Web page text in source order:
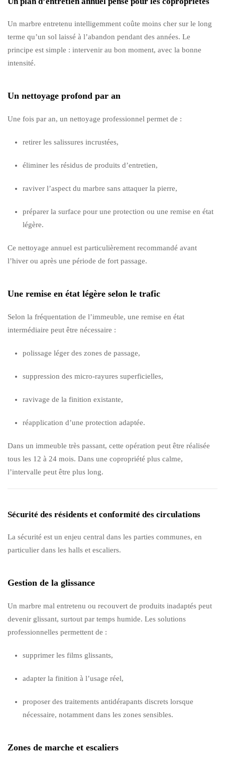
Un marbre entretenu intelligemment coûte moins cher sur le long
terme qu’un sol laissé à l’abandon pendant des années. Le
principe est simple : intervenir au bon moment, avec la bonne
intensité.
Un nettoyage profond par an
Une fois par an, un nettoyage professionnel permet de :
retirer les salissures incrustées,
éliminer les résidus de produits d’entretien,
raviver l’aspect du marbre sans attaquer la pierre,
préparer la surface pour une protection ou une remise en état
légère.
Ce nettoyage annuel est particulièrement recommandé avant
l’hiver ou après une période de fort passage.
Une remise en état légère selon le trafic
Selon la fréquentation de l’immeuble, une remise en état
intermédiaire peut être nécessaire :
polissage léger des zones de passage,
suppression des micro-rayures superficielles,
ravivage de la finition existante,
réapplication d’une protection adaptée.
Dans un immeuble très passant, cette opération peut être réalisée
tous les 12 à 24 mois. Dans une copropriété plus calme,
l’intervalle peut être plus long.
Sécurité des résidents et conformité des circulations
La sécurité est un enjeu central dans les parties communes, en
particulier dans les halls et escaliers.
Gestion de la glissance
Un marbre mal entretenu ou recouvert de produits inadaptés peut
devenir glissant, surtout par temps humide. Les solutions
professionnelles permettent de :
supprimer les films glissants,
adapter la finition à l’usage réel,
proposer des traitements antidérapants discrets lorsque
nécessaire, notamment dans les zones sensibles.
Zones de marche et escaliers